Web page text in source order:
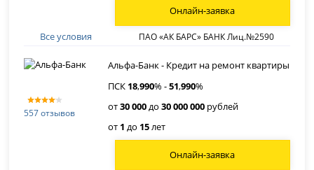
Все условия ПАО «АК БАРС» БАНК Лиц.№2590
Онлайн-заявка
557 отзывов
Альфа-Банк - Кредит на ремонт квартиры
ПСК 18,990% -51,990%
от30 000до30 000 000 рублей
от 1 до 15 лет
Онлайн-заявка